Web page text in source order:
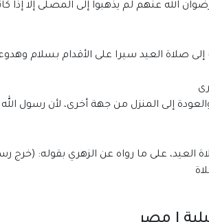
الله عنهم لم يذهبوا إلى المصلى إلا
صلاة العيد سيرا على الأقدام بسلام
إلى المنزل من جهة أخرى، لأن رسول
على ما رواه عن الزهري بقوله: (خرج